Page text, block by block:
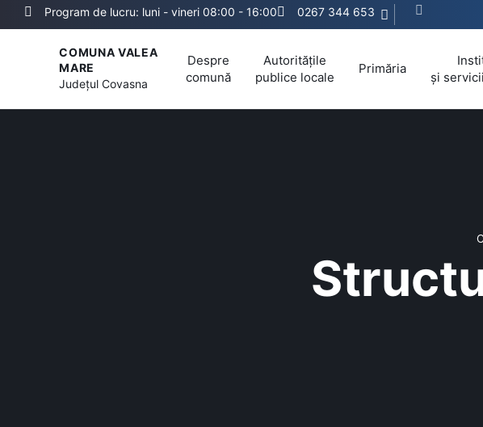
Program de lucru: luni - vineri 08:00 - 16:00 0267 344 653
COMUNA VALEA
MARE
JudețulCovasna
Despre
comună
Autoritățile
publice locale
Primăria
și